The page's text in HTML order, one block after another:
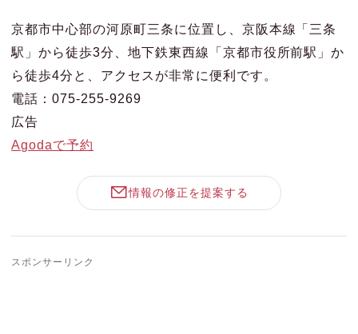
京都市中心部の河原町三条に位置し、京阪本線「三条
駅」から徒歩3分、地下鉄東西線「京都市役所前駅」か
ら徒歩4分と、アクセスが非常に便利です。
電話：075-255-9269
広告
Agodaで予約
情報の修正を提案する
スポンサーリンク